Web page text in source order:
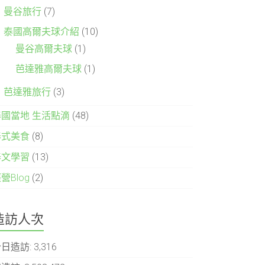
曼谷旅行 (7)
泰國高爾夫球介紹 (10)
曼谷高爾夫球 (1)
芭達雅高爾夫球 (1)
芭達雅旅行 (3)
當地 生活點滴 (48)
美食 (8)
學習 (13)
Blog (2)
訪人次
造訪: 3,316